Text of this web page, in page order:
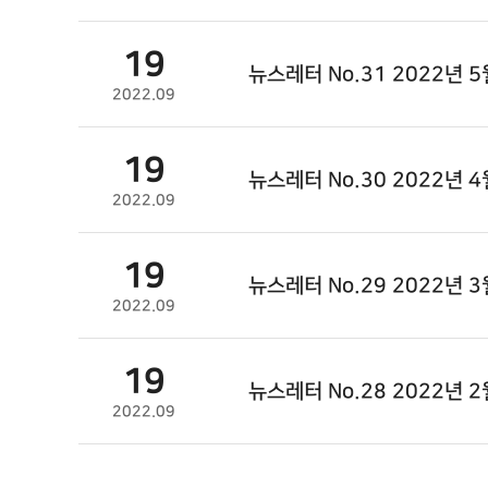
19
2022.09
뉴스레터 No.31 2022년 5
19
2022.09
뉴스레터 No.30 2022년 4
19
2022.09
뉴스레터 No.29 2022년 3
19
2022.09
뉴스레터 No.28 2022년 2